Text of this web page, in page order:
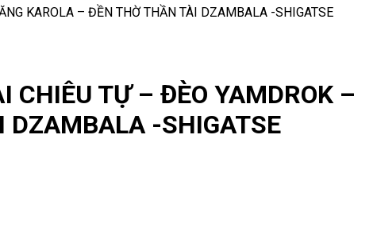
KAROLA – ĐỀN THỜ THẦN TÀI DZAMBALA -SHIGATSE
CHIÊU TỰ – ĐÈO YAMDROK –
DZAMBALA -SHIGATSE